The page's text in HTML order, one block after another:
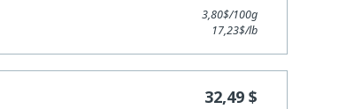
3,80$/100g
17,23$/lb
32,49 $